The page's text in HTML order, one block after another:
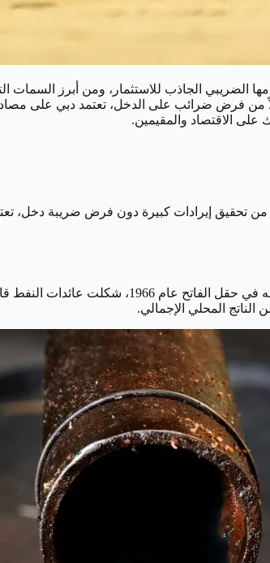
الضريبي الجاذب للاستثمار، ومن أبرز
فبدلاً من فرض ضرائب على الدخل، تعتمد دبي
الاقتصاد والمقيمين.
من تحقيق إيرادات كبيرة دون فرض ضريبة دخل،
لعب النفط دورًا حيويًا في التطور الاقتصادي